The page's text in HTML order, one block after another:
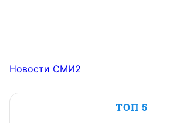
Новости СМИ2
ТОП 5